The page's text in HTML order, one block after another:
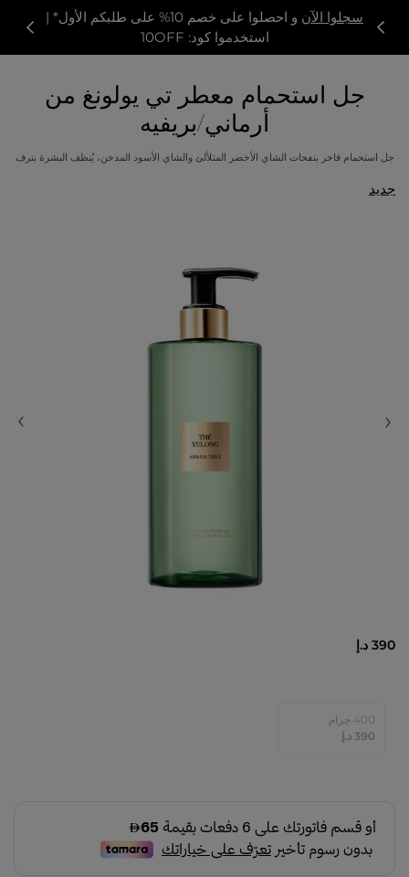
سجلوا الآن
و احصلوا على خصم 10% على طلبكم الأول* |
استخدموا كود: 10OFF
جل استحمام معطر تي يولونغ من
أرماني/بريفيه
جل استحمام فاخر بنفحات الشاي الأخضر المتلألئ والشاي الأسود المدخن، يُنظف البشرة بترف
جديد
390 د.إ
400 جرام
⁦390⁩ د.إ